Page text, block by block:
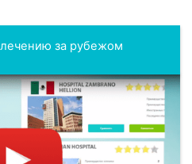
за рубежом